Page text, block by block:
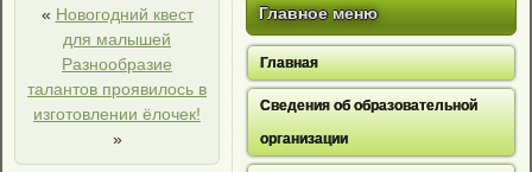
« Новогодний квест
для малышей
Разнообразие
талантов проявилось в
изготовлении ёлочек!
»
Главное меню
Главная
Сведения об образовательной
организации